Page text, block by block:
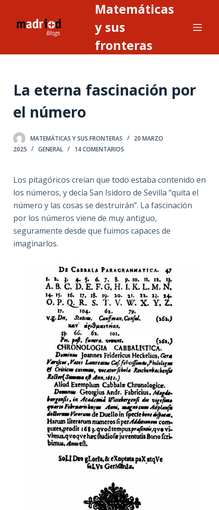
n
n
d
o
Matemáticas
y sus
fronteras
La eterna fascinación por
el número
MATEMÁTICAS Y SUS FRONTERAS
20 MARZO
2025
GENERAL 14 COMENTARIOS
Los pitagóricos creían que todo estaba contenido en
los números, y decía San Isidoro de Sevilla “quita el
número y las cosas se destruirán”. La fascinación
por los números viene de muy antiguo,
seguramente desde que fuimos capaces de
imaginarlos.